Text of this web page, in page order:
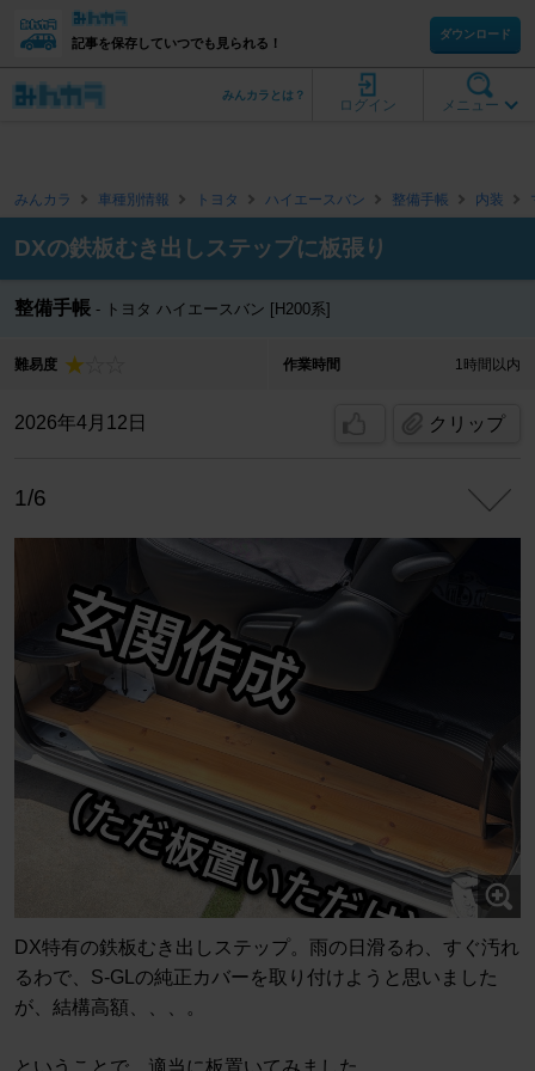
記事を保存していつでも見られる！
ダウンロード
メニュー
ログイン
みんカラとは？
みんカラ 車種別情報 トヨタ ハイエースバン 整備手帳 内装
DXの鉄板むき出しステップに板張り
整備手帳 トヨタ ハイエースバン [H200系]
難易度 作業時間 1時間以内
2026年4月12日 クリップ
1/6
DX特有の鉄板むき出しステップ。雨の日滑るわ、すぐ汚れ
るわで、S-GLの純正カバーを取り付けようと思いました
が、結構高額、、、。